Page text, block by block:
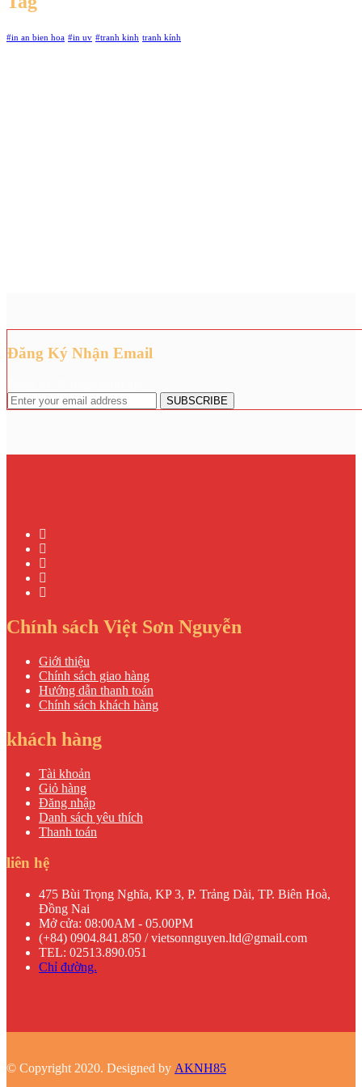
#in an bien hoa #in uv #tranh kinh tranh kính
Đăng Ký Nhận Email
Chính sách Việt Sơn Nguyễn
Giới thiệu
Chính sách giao hàng
Hướng dẫn thanh toán
Chính sách khách hàng
khách hàng
Tài khoản
Giỏ hàng
Đăng nhập
Danh sách yêu thích
Thanh toán
liên hệ
475 Bùi Trọng Nghĩa, KP 3, P. Trảng Dài, TP. Biên Hoà,
Đồng Nai
Mở cửa: 08:00AM - 05.00PM
(+84) 0904.841.850 / vietsonnguyen.ltd@gmail.com
TEL: 02513.890.051
Chỉ đường.
© Copyright 2020. Designed by AKNH85